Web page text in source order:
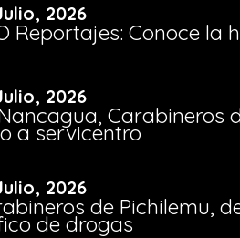
2026
Reportajes: Conoce la
2026
Carabineros
a servicentro
2026
de Pichilemu,
de drogas